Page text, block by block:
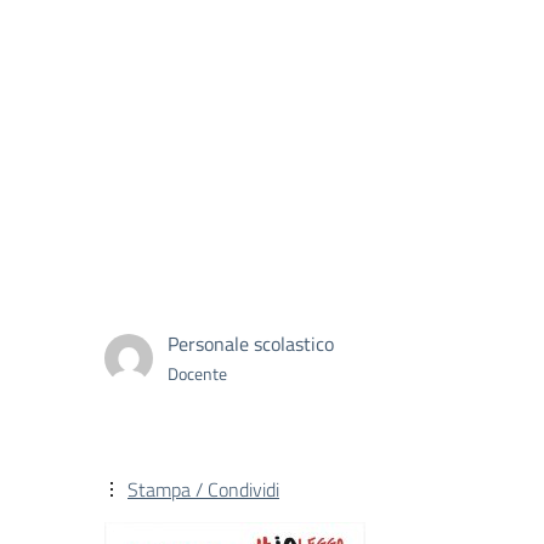
Personale scolastico
Docente
Stampa / Condividi